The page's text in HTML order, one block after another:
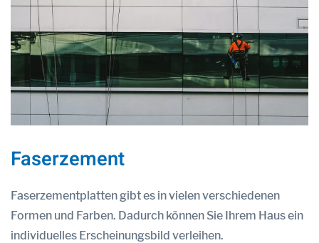
Faserzement
Faserzementplatten gibt es in vielen verschiedenen
Formen und Farben. Dadurch können Sie Ihrem Haus ein
individuelles Erscheinungsbild verleihen.